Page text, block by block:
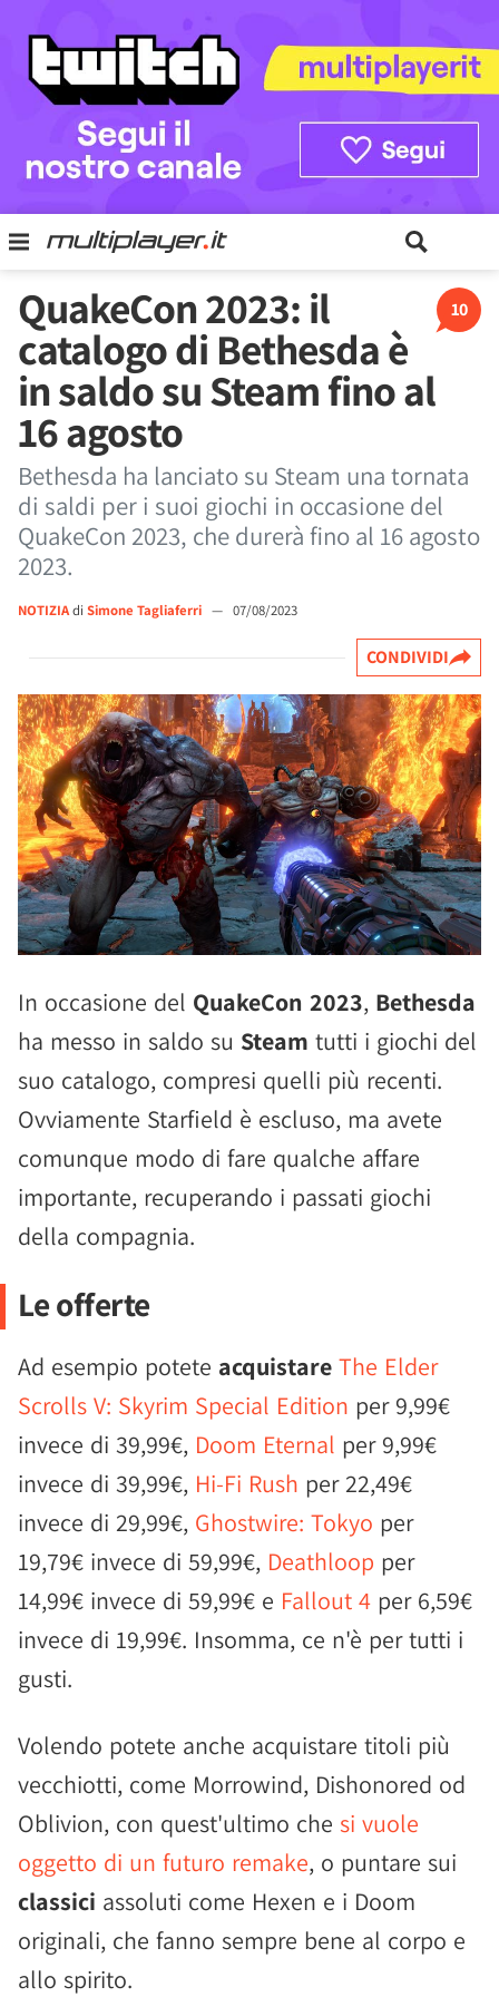
10
QuakeCon 2023: il
catalogo di Bethesda è
in saldo su Steam fino al
16 agosto
Bethesda ha lanciato su Steam una tornata
di saldi per i suoi giochi in occasione del
QuakeCon 2023, che durerà fino al 16 agosto
2023.
NOTIZIAdi Simone Tagliaferri — 07/08/2023
CONDIVIDI
In occasione del QuakeCon 2023, Bethesda
ha messo in saldo su Steam tutti i giochi del
suo catalogo, compresi quelli più recenti.
Ovviamente Starfield è escluso, ma avete
comunque modo di fare qualche affare
importante, recuperando i passati giochi
della compagnia.
Le offerte
Ad esempio potete acquistare The Elder
Scrolls V: Skyrim Special Edition per 9,99€
invece di 39,99€, Doom Eternal per 9,99€
invece di 39,99€, Hi-Fi Rush per 22,49€
invece di 29,99€, Ghostwire: Tokyo per
19,79€ invece di 59,99€, Deathloop per
14,99€ invece di 59,99€ e Fallout 4 per 6,59€
invece di 19,99€. Insomma, ce n'è per tutti i
gusti.
Volendo potete anche acquistare titoli più
vecchiotti, come Morrowind, Dishonored od
Oblivion, con quest'ultimo che si vuole
oggetto di un futuro remake, o puntare sui
classici assoluti come Hexen e i Doom
originali, che fanno sempre bene al corpo e
allo spirito.